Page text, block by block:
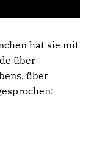
hat sie mit
über
über